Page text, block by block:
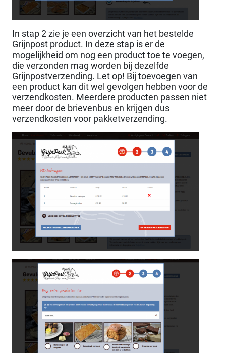
In stap 2 zie je een overzicht van het bestelde
Grijnpost product. In deze stap is er de
mogelijkheid om nog een product toe te voegen,
die verzonden mag worden bij dezelfde
Grijnpostverzending. Let op! Bij toevoegen van
een product kan dit wel gevolgen hebben voor de
verzendkosten. Meerdere producten passen niet
meer door de brievenbus en krijgen dus
verzendkosten voor pakketverzending.